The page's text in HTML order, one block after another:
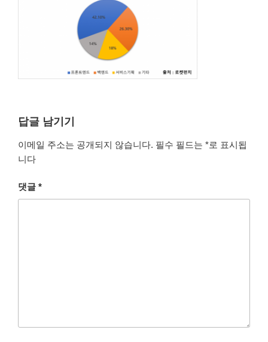
답글 남기기
이메일 주소는 공개되지 않습니다. 필수 필드는 *로 표시됩
니다
댓글 *